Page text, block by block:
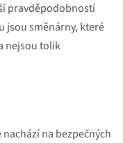
pravděpodobností
jsou směnárny, které
nejsou tolik
na bezpečných